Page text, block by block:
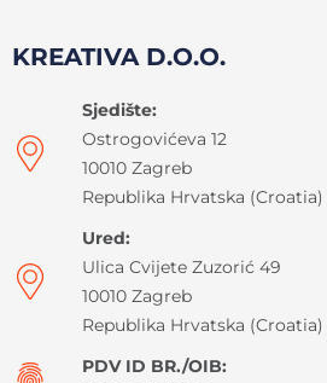
KREATIVA D.O.O.
Sjedište:
Ostrogovićeva 12
10010 Zagreb
Republika Hrvatska (Croatia)
Ured:
Ulica Cvijete Zuzorić 49
10010 Zagreb
Republika Hrvatska (Croatia)
PDV ID BR./OIB: